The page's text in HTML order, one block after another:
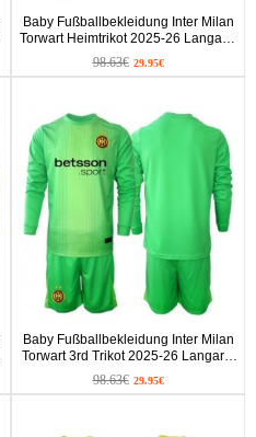
Baby Fußballbekleidung Inter Milan
Torwart Heimtrikot 2025-26 Langarm
(+ kurze hosen)
98.63€ 29.95€
Baby Fußballbekleidung Inter Milan
Torwart 3rd Trikot 2025-26 Langarm
(+ kurze hosen)
98.63€ 29.95€